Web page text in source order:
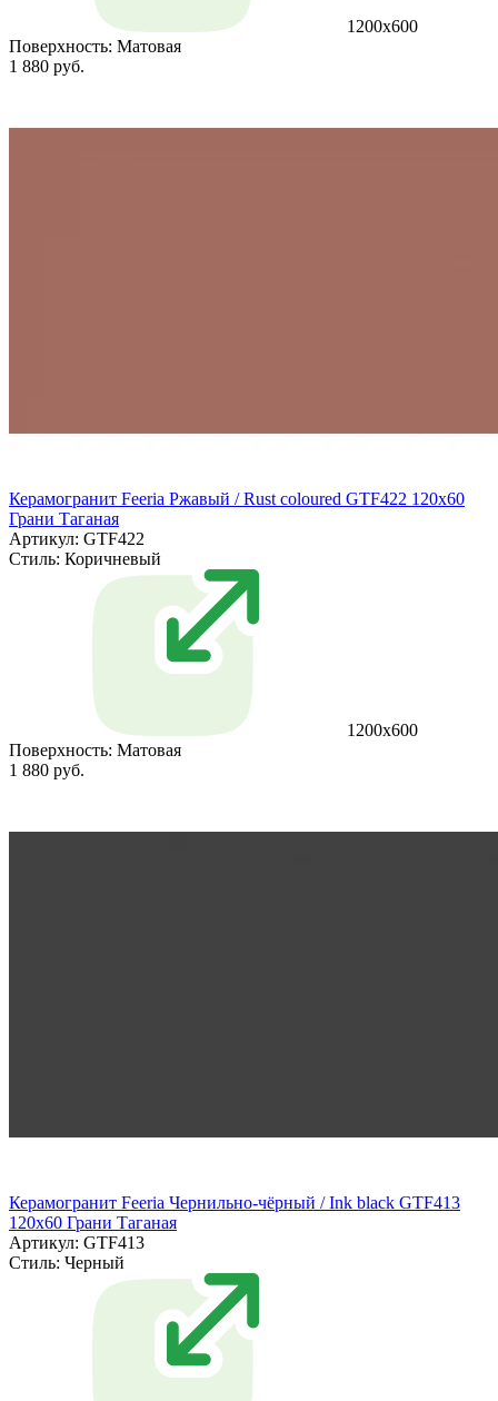
1200х600
Поверхность: Матовая
1 880 руб.
Керамогранит Feeria Ржавый / Rust coloured GTF422 120х60
Грани Таганая
Артикул: GTF422
Стиль: Коричневый
1200х600
Поверхность: Матовая
1 880 руб.
Керамогранит Feeria Чернильно‑чёрный / Ink black GTF413
120х60 Грани Таганая
Артикул: GTF413
Стиль: Черный